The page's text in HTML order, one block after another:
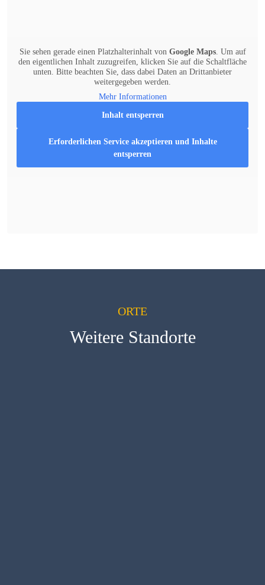
Sie sehen gerade einen Platzhalterinhalt von Google Maps. Um auf
den eigentlichen Inhalt zuzugreifen, klicken Sie auf die Schaltfläche
unten. Bitte beachten Sie, dass dabei Daten an Drittanbieter
weitergegeben werden.
Mehr Informationen
Inhalt entsperren
Erforderlichen Service akzeptieren und Inhalte
entsperren
ORTE
Weitere Standorte